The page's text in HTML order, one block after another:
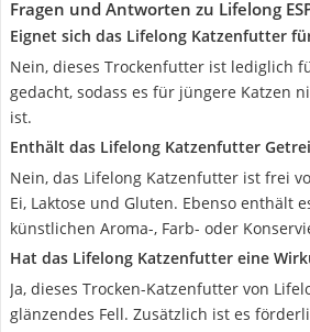
Fragen und Antworten zu Lifelong
Eignet sich das Lifelong Katzenfutter
Nein, dieses Trockenfutter ist lediglich
gedacht, sodass es für jüngere Katzen
ist.
Enthält das Lifelong Katzenfutter
Nein, das Lifelong Katzenfutter ist frei
Ei, Laktose und Gluten. Ebenso enthält
künstlichen Aroma-, Farb- oder
Hat das Lifelong Katzenfutter eine
Ja, dieses Trocken-Katzenfutter von
glänzendes Fell. Zusätzlich ist es